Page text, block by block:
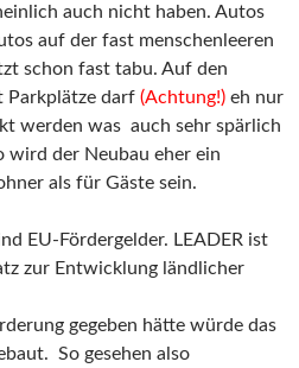
auch nicht haben. Autos
auf der fast menschenleeren
schon fast tabu. Auf den
Parkplätze darf (Achtung!) eh nur
werden was auch sehr spärlich
wird der Neubau eher ein
als für Gäste sein.
EU-Fördergelder. LEADER ist
zur Entwicklung ländlicher
gegeben hätte würde das
So gesehen also